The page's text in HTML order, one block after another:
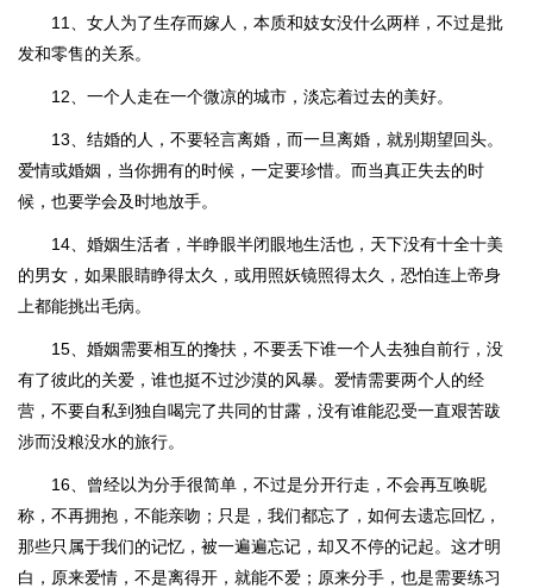
11、女人为了生存而嫁人，本质和妓女没什么两样，不过是批
发和零售的关系。
12、一个人走在一个微凉的城市，淡忘着过去的美好。
13、结婚的人，不要轻言离婚，而一旦离婚，就别期望回头。
爱情或婚姻，当你拥有的时候，一定要珍惜。而当真正失去的时
候，也要学会及时地放手。
14、婚姻生活者，半睁眼半闭眼地生活也，天下没有十全十美
的男女，如果眼睛睁得太久，或用照妖镜照得太久，恐怕连上帝身
上都能挑出毛病。
15、婚姻需要相互的搀扶，不要丢下谁一个人去独自前行，没
有了彼此的关爱，谁也挺不过沙漠的风暴。爱情需要两个人的经
营，不要自私到独自喝完了共同的甘露，没有谁能忍受一直艰苦跋
涉而没粮没水的旅行。
16、曾经以为分手很简单，不过是分开行走，不会再互唤昵
称，不再拥抱，不能亲吻；只是，我们都忘了，如何去遗忘回忆，
那些只属于我们的记忆，被一遍遍忘记，却又不停的记起。这才明
白，原来爱情，不是离得开，就能不爱；原来分手，也是需要练习